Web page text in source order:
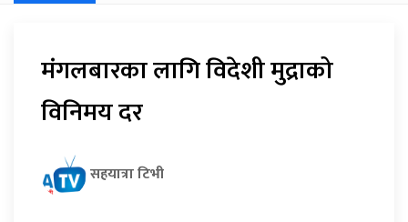
मंगलबारका लागि विदेशी मुद्राको
विनिमय दर
सहयात्रा टिभी